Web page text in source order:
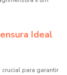
Ideal
crucial para garantir